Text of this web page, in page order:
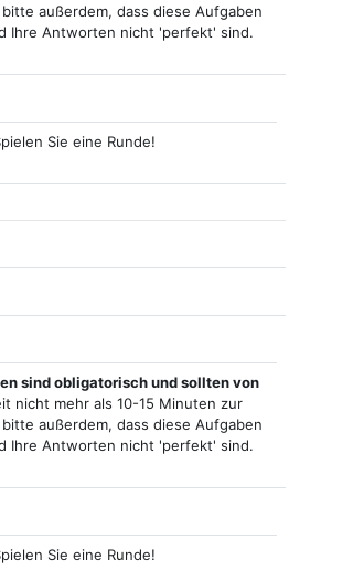
außerdem, dass diese Aufgaben
Ihre Antworten nicht 'perfekt' sind.
Sie eine Runde!
sind obligatorisch und sollten von
nicht mehr als 10-15 Minuten zur
außerdem, dass diese Aufgaben
Ihre Antworten nicht 'perfekt' sind.
Sie eine Runde!